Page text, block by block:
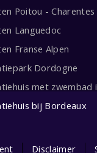
Poitou - Charentes
Languedoc
Franse Alpen
Dordogne
met zwembad
bij Bordeaux
Disclaimer